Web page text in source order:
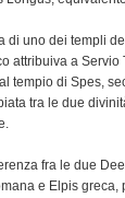
di uno dei templi
attribuiva a
tempio di Spes,
tra le due
fra le due
e Elpis greca,